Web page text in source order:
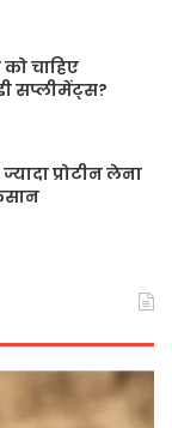
चाहिए
सप्लीमेंट्स?
प्रोटीन लेना